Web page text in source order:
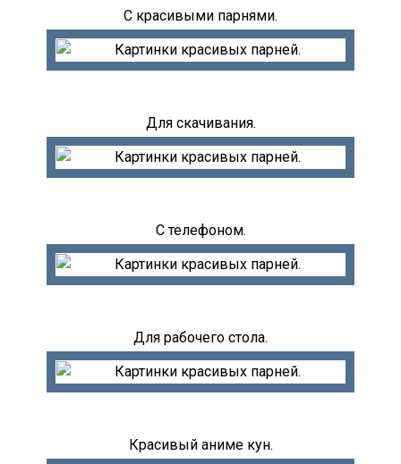
С красивыми парнями.
Для скачивания.
С телефоном.
Для рабочего стола.
Красивый аниме кун.